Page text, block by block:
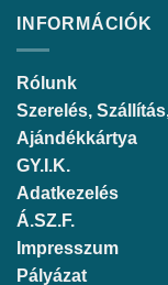
INFORMÁCIÓK
Rólunk
Szerelés,
Ajándékkártya
GY.I.K.
Adatkezelés
Á.SZ.F.
Impresszum
Pályázat